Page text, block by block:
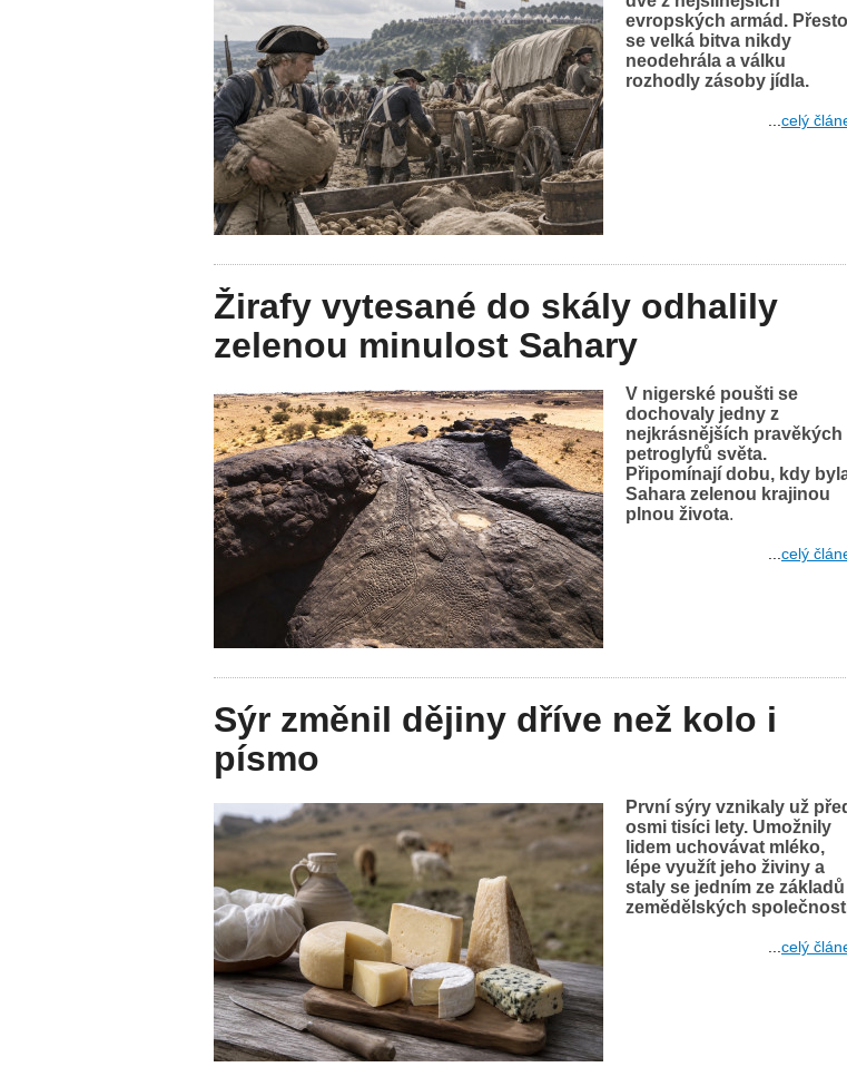
evropských armád. Přesto
se velká bitva nikdy
neodehrála a válku
rozhodly zásoby jídla.
...celý
Žirafy vytesané do skály odhalily
zelenou minulost Sahary
V nigerské poušti se
dochovaly jedny z
nejkrásnějších pravěkých
petroglyfů světa.
Připomínají dobu, kdy
Sahara zelenou krajinou
plnou života.
...celý
Sýr změnil dějiny dříve než kolo i
písmo
První sýry vznikaly už
osmi tisíci lety. Umožnily
lidem uchovávat mléko,
lépe využít jeho živiny a
staly se jedním ze základů
zemědělských
...celý